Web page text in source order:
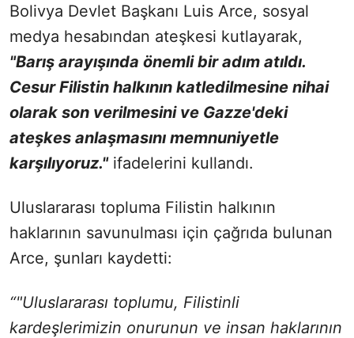
Bolivya Devlet Başkanı Luis Arce, sosyal
medya hesabından ateşkesi kutlayarak,
"Barış arayışında önemli bir adım atıldı.
Cesur Filistin halkının katledilmesine nihai
olarak son verilmesini ve Gazze'deki
ateşkes anlaşmasını memnuniyetle
karşılıyoruz."ifadelerini kullandı.
Uluslararası topluma Filistin halkının
haklarının savunulması için çağrıda bulunan
Arce, şunları kaydetti:
“"Uluslararası toplumu, Filistinli
kardeşlerimizin onurunun ve insan haklarının